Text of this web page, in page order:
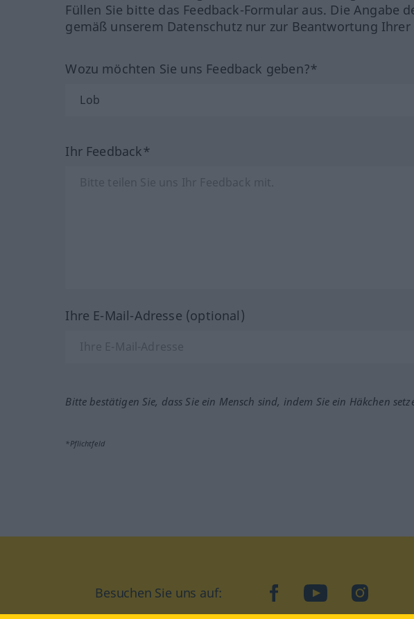
Füllen Sie bitte das Feedback-Formular aus. Die Angabe
gemäß unserem Datenschutz nur zur Beantwortung Ihrer
Wozu möchten Sie uns Feedback geben?*
Ihr Feedback*
Ihre E-Mail-Adresse (optional)
Bitte bestätigen Sie, dass Sie ein Mensch sind, indem Sie ein Häkchen
*Pflichtfeld
Besuchen Sie uns auf: facebookYouTubeInstagram